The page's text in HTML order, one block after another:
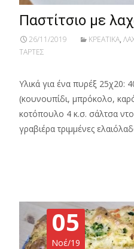
Παστίτσιο με
26/11/2019 ΚΡΕΑΤΙΚΑ,
ΤΑΡΤΕΣ
Υλικά για ένα πυρέξ 25χ20:
(κουνουπίδι, μπρόκολο,
κοτόπουλο 4 κ.σ. σάλτσα
γραβιέρα τριμμένες
05
Νοέ/19